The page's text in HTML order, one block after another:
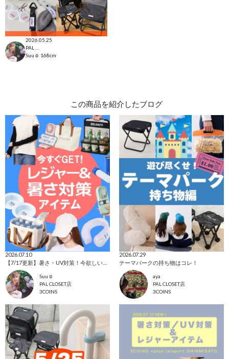
2026.05.25
Suu☺︎ 168cm
この商品を紹介したブログ
2026.07.10
Suu☺︎
PAL CLOSET店
3COINS
2026.07.29
テーマパークの持ち物はコレ！
aya
PAL CLOSET店
3COINS